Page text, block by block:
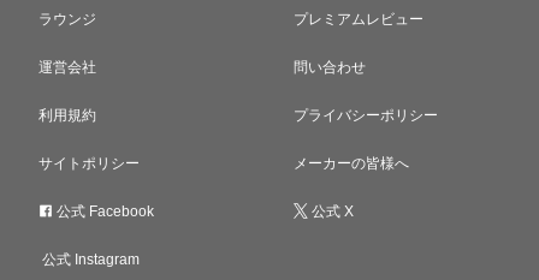
ラウンジ プレミアムレビュー
運営会社 問い合わせ
利用規約 プライバシーポリシー
サイトポリシー メーカーの皆様へ
公式 Facebook 公式 X
公式 Instagram